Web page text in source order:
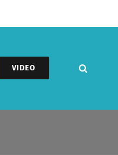
VIDEO